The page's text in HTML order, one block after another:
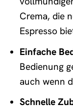
Crema, die
Espresso
Einfache
Bedienung
auch wenn
Schnelle